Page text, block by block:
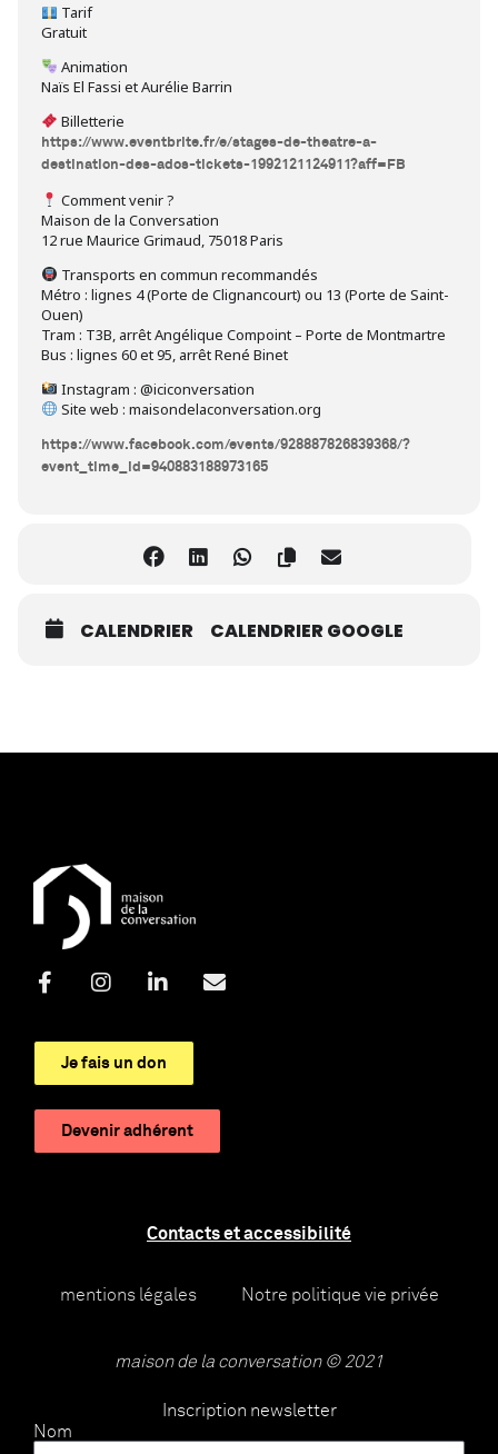
Tarif
Gratuit
Animation
Naïs El Fassi et Aurélie Barrin
Billetterie
https://www.eventbrite.fr/e/stages-de-theatre-a-
destination-des-ados-tickets-1992121124911?aff=FB
Comment venir ?
Maison de la Conversation
12 rue Maurice Grimaud, 75018 Paris
Transports en commun recommandés
Métro : lignes 4 (Porte de Clignancourt) ou 13 (Porte de Saint-
Ouen)
Tram : T3B, arrêt Angélique Compoint – Porte de Montmartre
Bus : lignes 60 et 95, arrêt René Binet
Instagram : @iciconversation
Site web : maisondelaconversation.org
https://www.facebook.com/events/928887826839368/?
event_time_id=940883188973165
CALENDRIER CALENDRIER GOOGLE
Je fais un don
Devenir adhérent
Contacts et accessibilité
mentions légales Notre politique vie privée
maison de la conversation © 2021
Inscription newsletter
Nom